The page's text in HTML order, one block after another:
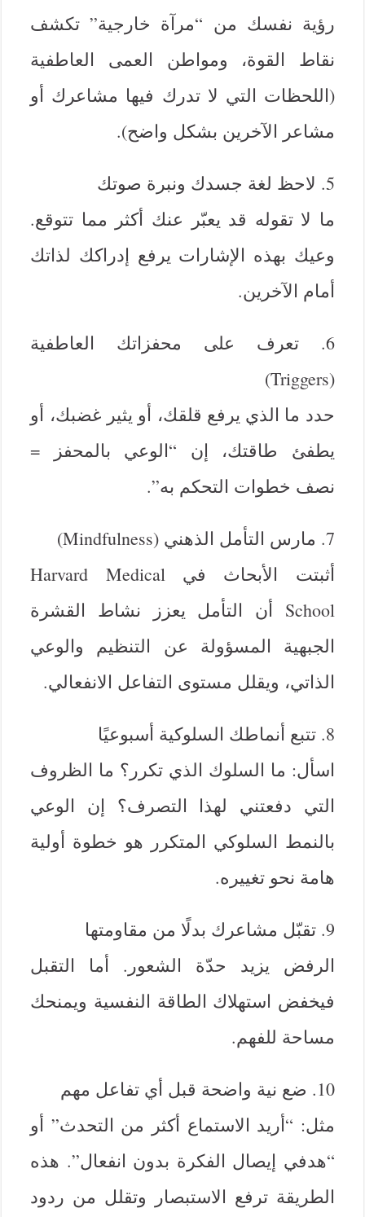
رؤية نفسك من “مرآة خارجية” تكشف
نقاط القوة، ومواطن العمى العاطفية
(اللحظات التي لا تدرك فيها مشاعرك أو
مشاعر الآخرين بشكل واضح).
5. لاحظ لغة جسدك ونبرة صوتك
ما لا تقوله قد يعبّر عنك أكثر مما تتوقع.
وعيك بهذه الإشارات يرفع إدراكك لذاتك
أمام الآخرين.
6. تعرف على محفزاتك العاطفية
(Triggers)
حدد ما الذي يرفع قلقك، أو يثير غضبك، أو
يطفئ طاقتك، إن “الوعي بالمحفز =
نصف خطوات التحكم به”.
7. مارس التأمل الذهني (Mindfulness)
أثبتت الأبحاث في Harvard Medical
School أن التأمل يعزز نشاط القشرة
الجبهية المسؤولة عن التنظيم والوعي
الذاتي، ويقلل مستوى التفاعل الانفعالي.
8. تتبع أنماطك السلوكية أسبوعيًا
اسأل: ما السلوك الذي تكرر؟ ما الظروف
التي دفعتني لهذا التصرف؟ إن الوعي
بالنمط السلوكي المتكرر هو خطوة أولية
هامة نحو تغييره.
9. تقبّل مشاعرك بدلًا من مقاومتها
الرفض يزيد حدّة الشعور. أما التقبل
فيخفض استهلاك الطاقة النفسية ويمنحك
مساحة للفهم.
10. ضع نية واضحة قبل أي تفاعل مهم
مثل: “أريد الاستماع أكثر من التحدث” أو
“هدفي إيصال الفكرة بدون انفعال”. هذه
الطريقة ترفع الاستبصار وتقلل من ردود